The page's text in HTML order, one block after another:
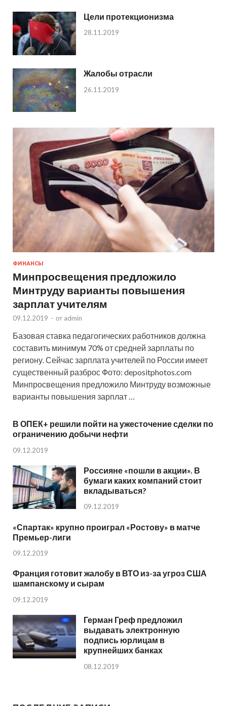
Цели протекционизма
28.11.2019
Жалобы отрасли
26.11.2019
ФИНАНСЫ
Минпросвещения предложило
Минтруду варианты повышения
зарплат учителям
09.12.2019 - от admin
Базовая ставка педагогических работников должна
составить минимум 70% от средней зарплаты по
региону. Сейчас зарплата учителей по России имеет
существенный разброс Фото: depositphotos.com
Минпросвещения предложило Минтруду возможные
варианты повышения зарплат …
В ОПЕК+ решили пойти на ужесточение сделки по
ограничению добычи нефти
09.12.2019
Россияне «пошли в акции». В
бумаги каких компаний стоит
вкладываться?
09.12.2019
«Спартак» крупно проиграл «Ростову» в матче
Премьер-лиги
09.12.2019
Франция готовит жалобу в ВТО из-за угроз США
шампанскому и сырам
09.12.2019
Герман Греф предложил
выдавать электронную
подпись юрлицам в
крупнейших банках
08.12.2019